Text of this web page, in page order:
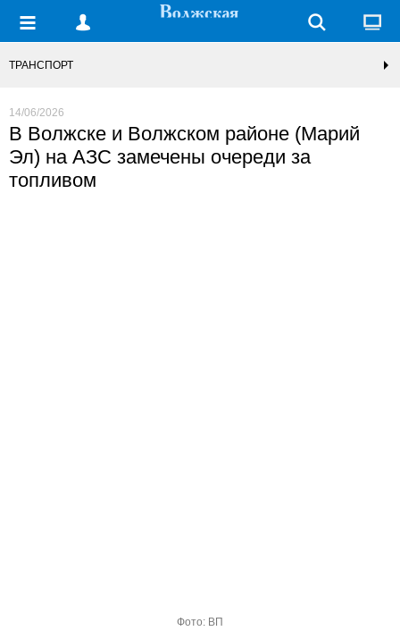
ТРАНСПОРТ
14/06/2026
В Волжске и Волжском районе (Марий
Эл) на АЗС замечены очереди за
топливом
Фото: ВП